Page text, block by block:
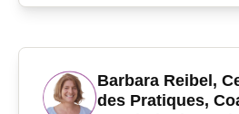
Barbara Reibel,
des Pratiques,